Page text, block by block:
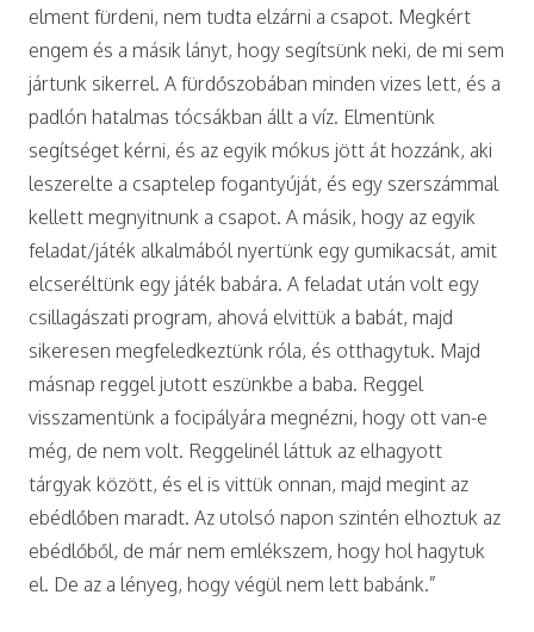
elment fürdeni, nem tudta elzárni a csapot. Megkért
engem és a másik lányt, hogy segítsünk neki, de mi sem
jártunk sikerrel. A fürdőszobában minden vizes lett, és a
padlón hatalmas tócsákban állt a víz. Elmentünk
segítséget kérni, és az egyik mókus jött át hozzánk, aki
leszerelte a csaptelep fogantyúját, és egy szerszámmal
kellett megnyitnunk a csapot. A másik, hogy az egyik
feladat/játék alkalmából nyertünk egy gumikacsát, amit
elcseréltünk egy játék babára. A feladat után volt egy
csillagászati program, ahová elvittük a babát, majd
sikeresen megfeledkeztünk róla, és otthagytuk. Majd
másnap reggel jutott eszünkbe a baba. Reggel
visszamentünk a focipályára megnézni, hogy ott van-e
még, de nem volt. Reggelinél láttuk az elhagyott
tárgyak között, és el is vittük onnan, majd megint az
ebédlőben maradt. Az utolsó napon szintén elhoztuk az
ebédlőből, de már nem emlékszem, hogy hol hagytuk
el. De az a lényeg, hogy végül nem lett babánk.”